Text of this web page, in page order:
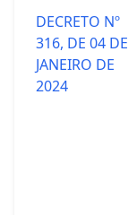
DECRETO Nº
316, DE 04 DE
JANEIRO DE
2024